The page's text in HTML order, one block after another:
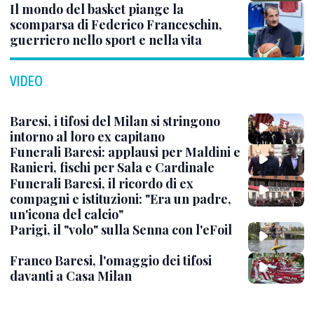
Il mondo del basket piange la
scomparsa di Federico Franceschin,
guerriero nello sport e nella vita
VIDEO
Baresi, i tifosi del Milan si stringono
intorno al loro ex capitano
Funerali Baresi: applausi per Maldini e
Ranieri, fischi per Sala e Cardinale
Funerali Baresi, il ricordo di ex
compagni e istituzioni: "Era un padre,
un'icona del calcio"
Parigi, il "volo" sulla Senna con l'eFoil
Franco Baresi, l'omaggio dei tifosi
davanti a Casa Milan